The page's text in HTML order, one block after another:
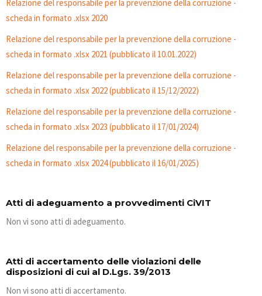
Relazione del responsabile per la prevenzione della corruzione -
scheda in formato .xlsx 2020
Relazione del responsabile per la prevenzione della corruzione -
scheda in formato .xlsx 2021 (pubblicato il 10.01.2022)
Relazione del responsabile per la prevenzione della corruzione -
scheda in formato .xlsx 2022 (pubblicato il 15/12/2022)
Relazione del responsabile per la prevenzione della corruzione -
scheda in formato .xlsx 2023 (pubblicato il 17/01/2024)
Relazione del responsabile per la prevenzione della corruzione -
scheda in formato .xlsx 2024 (pubblicato il 16/01/2025)
Atti di adeguamento a provvedimenti CiVIT
Non vi sono atti di adeguamento.
Atti di accertamento delle violazioni delle
disposizioni di cui al D.Lgs. 39/2013
Non vi sono atti di accertamento.